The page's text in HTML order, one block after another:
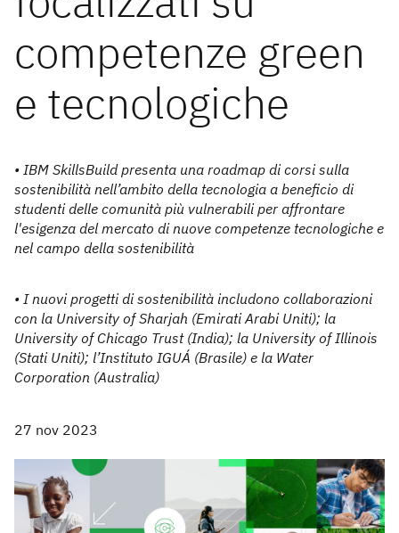
competenze green
e tecnologiche
• IBM SkillsBuild presenta una roadmap di corsi sulla
sostenibilità nell’ambito della tecnologia a beneficio di
studenti delle comunità più vulnerabili per affrontare
l'esigenza del mercato di nuove competenze tecnologiche e
nel campo della sostenibilità
• I nuovi progetti di sostenibilità includono collaborazioni
con la University of Sharjah (Emirati Arabi Uniti); la
University of Chicago Trust (India); la University of Illinois
(Stati Uniti); l’Instituto IGUÁ (Brasile) e la Water
Corporation (Australia)
27 nov 2023